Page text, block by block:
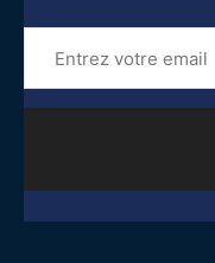
Entrez
votre
email